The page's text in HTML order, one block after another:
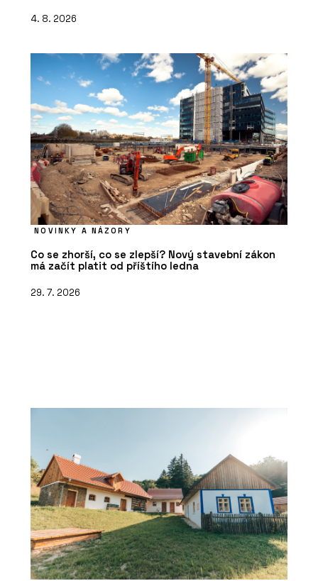
4. 8. 2026
NOVINKY A NÁZORY
Co se zhorší, co se zlepší? Nový stavební zákon
má začít platit od příštího ledna
29. 7. 2026